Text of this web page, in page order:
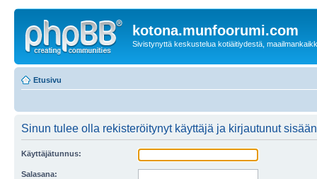
kotona.munfoorumi.com
Sivistynyttä keskustelua kotiäitiydestä,
Etusivu
Sinun tulee olla rekisteröitynyt käyttäjä ja kirjautunut
Käyttäjätunnus:
Salasana: